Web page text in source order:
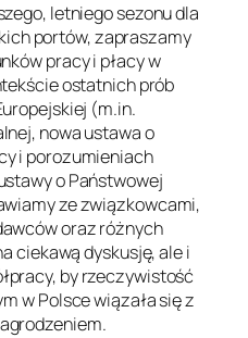
letniego sezonu dla
portów, zapraszamy
pracy i płacy w
ostatnich prób
(m.in.
nowa ustawa o
i porozumieniach
o Państwowej
ze związkowcami,
oraz różnych
ciekawą dyskusję, ale i
by rzeczywistość
w Polsce wiązała się z